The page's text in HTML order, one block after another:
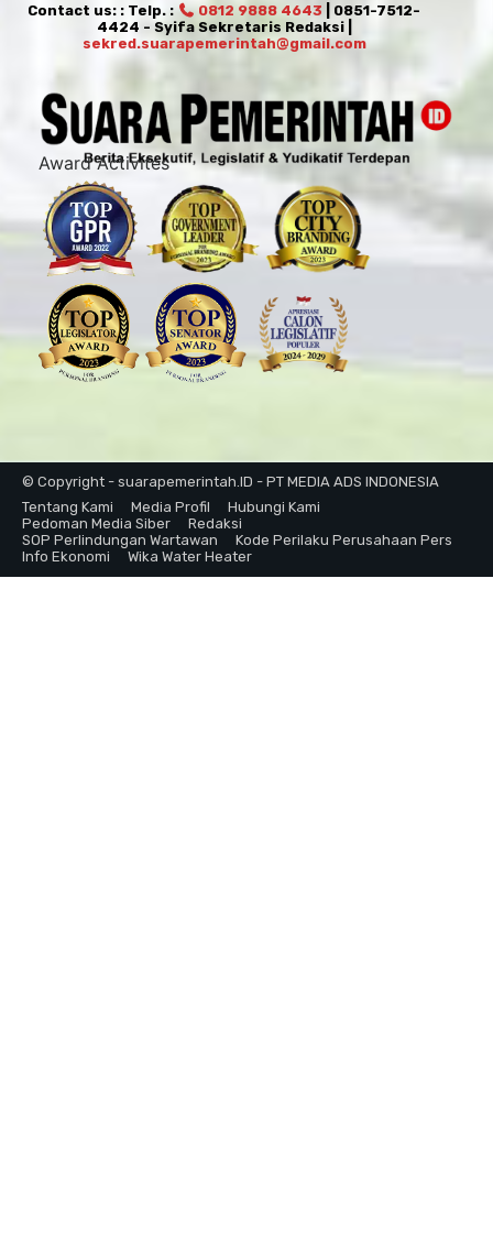
Contact us: : Telp. : 0812 9888 4643 | 0851-7512-
4424 - Syifa Sekretaris Redaksi |
sekred.suarapemerintah@gmail.com
Award Activites
© Copyright - suarapemerintah.ID - PT MEDIA ADS INDONESIA
Tentang Kami
Media Profil
Hubungi Kami
Pedoman Media Siber
Redaksi
SOP Perlindungan Wartawan
Kode Perilaku Perusahaan Pers
Info Ekonomi
Wika Water Heater